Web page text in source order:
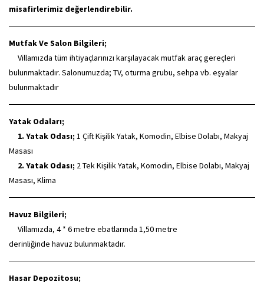
misafirlerimiz değerlendirebilir.
Mutfak Ve Salon Bilgileri;
Villamızda tüm ihtiyaçlarınızı karşılayacak mutfak araç gereçleri
bulunmaktadır. Salonumuzda; TV, oturma grubu, sehpa vb. eşyalar
bulunmaktadır
Yatak Odaları;
1. Yatak Odası; 1 Çift Kişilik Yatak, Komodin, Elbise Dolabı, Makyaj
Masası
2. Yatak Odası; 2 Tek Kişilik Yatak, Komodin, Elbise Dolabı, Makyaj
Masası, Klima
Havuz Bilgileri;
Villamızda, 4 * 6 metre ebatlarında 1,50 metre
derinliğinde havuz bulunmaktadır.
Hasar Depozitosu;